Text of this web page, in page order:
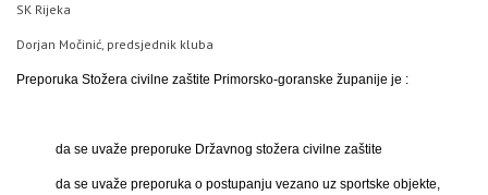
SK Rijeka
Dorjan Močinić, predsjednik kluba
Preporuka Stožera civilne zaštite Primorsko-goranske županije je :
da se uvaže preporuke Državnog stožera civilne zaštite
da se uvaže preporuka o postupanju vezano uz sportske objekte,